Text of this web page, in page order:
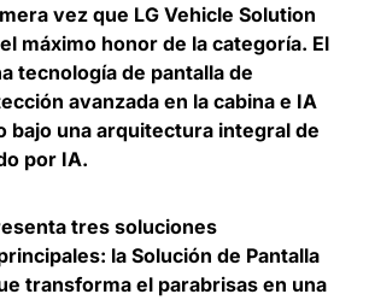
vez que LG Vehicle Solution
máximo honor de la categoría. El
tecnología de pantalla de
avanzada en la cabina e IA
bajo una arquitectura integral de
por IA.
tres soluciones
laSolución de Pantalla
transforma el parabrisas en una